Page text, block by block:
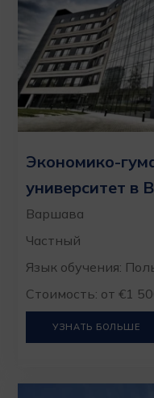
Экономико-
университет в
Варшава
Частный
Язык обучения:
Стоимость: от €1
УЗНАТЬ БОЛЬШЕ